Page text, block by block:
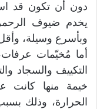
دون أن تكون قد
يخدم ضيوف
وبأسرع وسيلة،
أما مُخيّمات
التكييف والسجاد
خيمة منها كانت
الحرارة، وذلك